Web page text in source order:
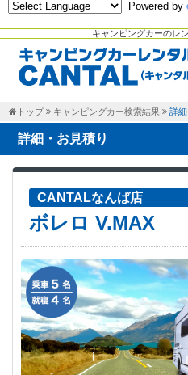
キャンピングカーのレ
Powered by
トップ キャンピングカー検索結果 詳
詳細・お見積り
CANTALなんば店
ボレロ V.MAX